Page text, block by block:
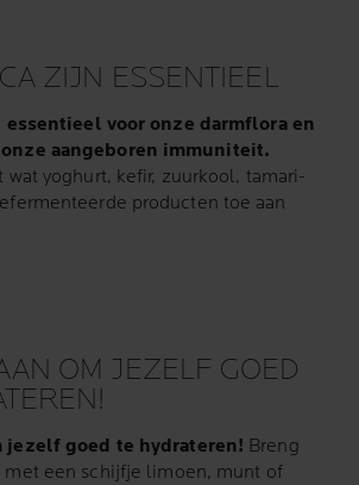
ZIJN ESSENTIEEL
voor onze darmflora en
aangeboren immuniteit.
wat yoghurt, kefir, zuurkool, tamari-
producten toe aan
OM JEZELF GOED
jezelf goed te hydrateren! Breng
met een schijfje limoen, munt of